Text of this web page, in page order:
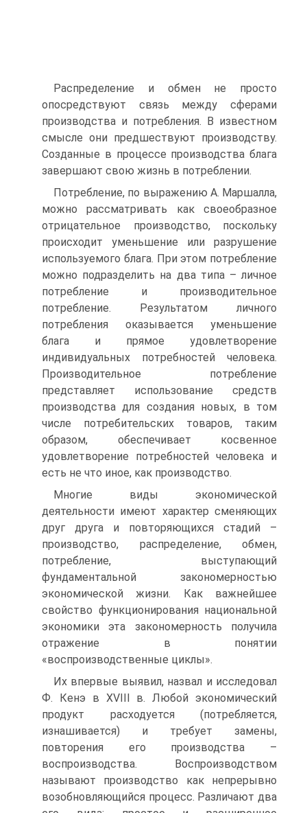
Распределение и обмен не просто
опосредствуют связь между сферами
производства и потребления. В известном
смысле они предшествуют производству.
Созданные в процессе производства блага
завершают свою жизнь в потреблении.
Потребление, по выражению А. Маршалла,
можно рассматривать как своеобразное
отрицательное производство, поскольку
происходит уменьшение или разрушение
используемого блага. При этом потребление
можно подразделить на два типа – личное
потребление и производительное
потребление. Результатом личного
потребления оказывается уменьшение
блага и прямое удовлетворение
индивидуальных потребностей человека.
Производительное потребление
представляет использование средств
производства для создания новых, в том
числе потребительских товаров, таким
образом, обеспечивает косвенное
удовлетворение потребностей человека и
есть не что иное, как производство.
Многие виды экономической
деятельности имеют характер сменяющих
друг друга и повторяющихся стадий –
производство, распределение, обмен,
потребление, выступающий
фундаментальной закономерностью
экономической жизни. Как важнейшее
свойство функционирования национальной
экономики эта закономерность получила
отражение в понятии
«воспроизводственные циклы».
Их впервые выявил, назвал и исследовал
Ф. Кенэ в XVIII в. Любой экономический
продукт расходуется (потребляется,
изнашивается) и требует замены,
повторения его производства –
воспроизводства. Воспроизводством
называют производство как непрерывно
возобновляющийся процесс. Различают два